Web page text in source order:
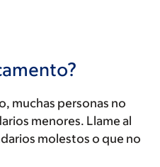
muchas personas no
menores. Llame al
molestos o que no